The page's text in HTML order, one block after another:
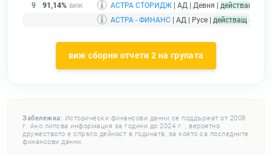
9
91,14% АСТРА СТОРИДЖ | АД | Девня | действащ
АСТРА - ФИНАНС | АД | Русе | действащ -
виж сборни отчети 2 на групата
Забележка: Исторически финансови данни се поддържат от 2008
г. Ако липсва информация за години до 2024 г. , вероятно
дружеството е спряло дейност в годината, за която са последните
финансови данни.